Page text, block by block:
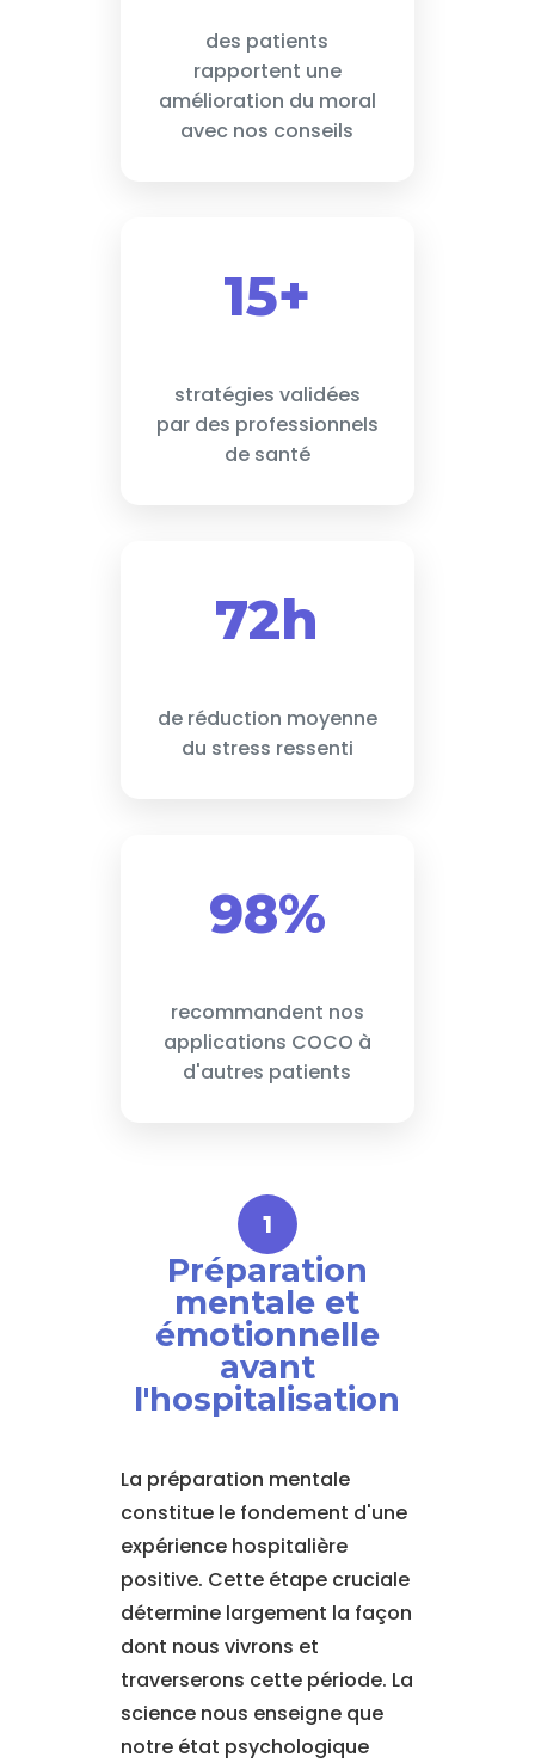
des patients
rapportent une
amélioration du moral
avec nos conseils
15+
stratégies validées
par des professionnels
de santé
72h
de réduction moyenne
du stress ressenti
98%
recommandent nos
applications COCO à
d'autres patients
Préparation
mentale et
émotionnelle
avant
l'hospitalisation
La préparation mentale
constitue le fondement d'une
expérience hospitalière
positive. Cette étape cruciale
détermine largement la façon
dont nous vivrons et
traverserons cette période. La
science nous enseigne que
notre état psychologique